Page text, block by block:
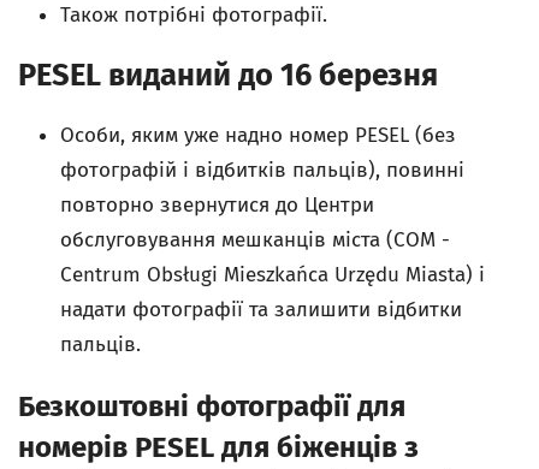
Також потрібні фотографії.
PESEL виданий до 16 березня
Особи, яким уже надно номер PESEL (без
фотографій і відбитків пальців), повинні
повторно звернутися до Центри
обслуговування мешканців міста (COM -
Centrum Obsługi Mieszkańca Urzędu Miasta) і
надати фотографії та залишити відбитки
пальців.
Безкоштовні фотографії для
номерів PESEL для біженців з